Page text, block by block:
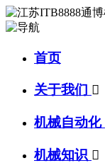
首页
关于我们 
机械自动化
机械知识 